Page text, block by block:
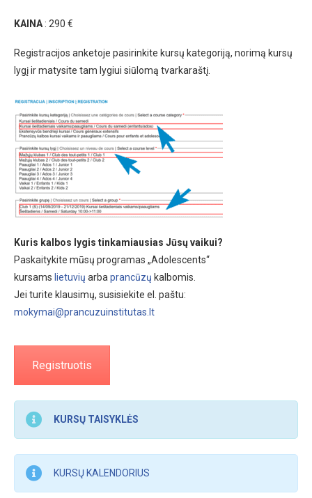
KAINA : 290 €
Registracijos anketoje pasirinkite kursų kategoriją, norimą kursų
lygį ir matysite tam lygiui siūlomą tvarkaraštį.
Kuris kalbos lygis tinkamiausias Jūsų vaikui?
Paskaitykite mūsų programas „Adolescents“
kursams lietuvių arba prancūzų kalbomis.
Jei turite klausimų, susisiekite el. paštu:
mokymai@prancuzuinstitutas.lt
Registruotis
KURSŲ TAISYKLĖS
KURSŲ KALENDORIUS